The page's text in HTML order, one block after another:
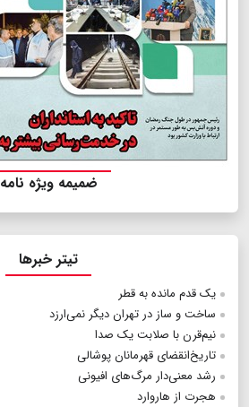
ضمیمه ویژه نامه
تیتر خبرها
یک قدم مانده به قطر
ساخت و ساز در تهران دیگر نمی‌ارزد
نیم‌قرن با صلابت یک صدا
تاریخ‌انقضای قهرمانان پوشالی
رشد معنی‌دار مرگ‌های افیونی
هجرت از هاروارد